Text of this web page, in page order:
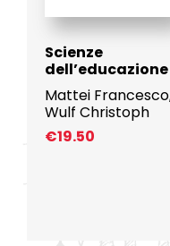
Scienze
dell’educazione
Mattei Francesco
Wulf Christoph
€19.50